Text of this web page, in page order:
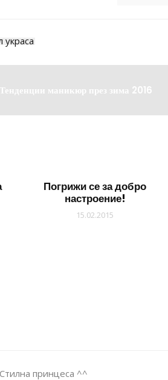
украса
Тенденции маникюр през зима 2016
Погрижи се за добро
настроение!
15.02.2015
Стилна принцеса ^^